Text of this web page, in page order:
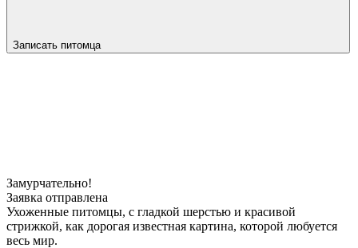
Записать питомца
Замурчательно!
Заявка отправлена
Ухоженные питомцы, с гладкой шерстью и красивой
стрижкой, как дорогая известная картина, которой любуется
весь мир.